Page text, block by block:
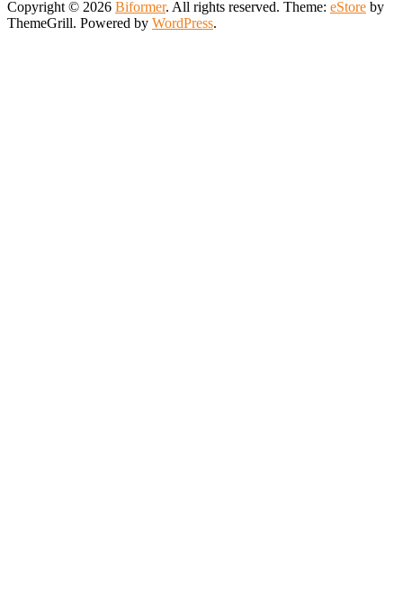
Copyright © 2026 Biformer. All rights reserved. Theme: eStore by
ThemeGrill. Powered by WordPress.